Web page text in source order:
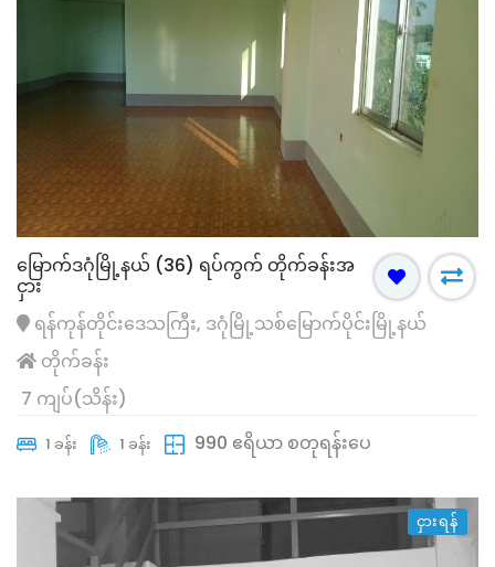
မြောက်ဒဂုံမြို့နယ် (36) ရပ်ကွက် တိုက်ခန်းအ
ငှား
ရန်ကုန်တိုင်းဒေသကြီး, ဒဂုံမြို့သစ်မြောက်ပိုင်းမြို့နယ်
တိုက်ခန်း
7 ကျပ်(သိန်း)
1 ခန်း 1 ခန်း 990 ဧရိယာ စတုရန်းပေ
ငှားရန်